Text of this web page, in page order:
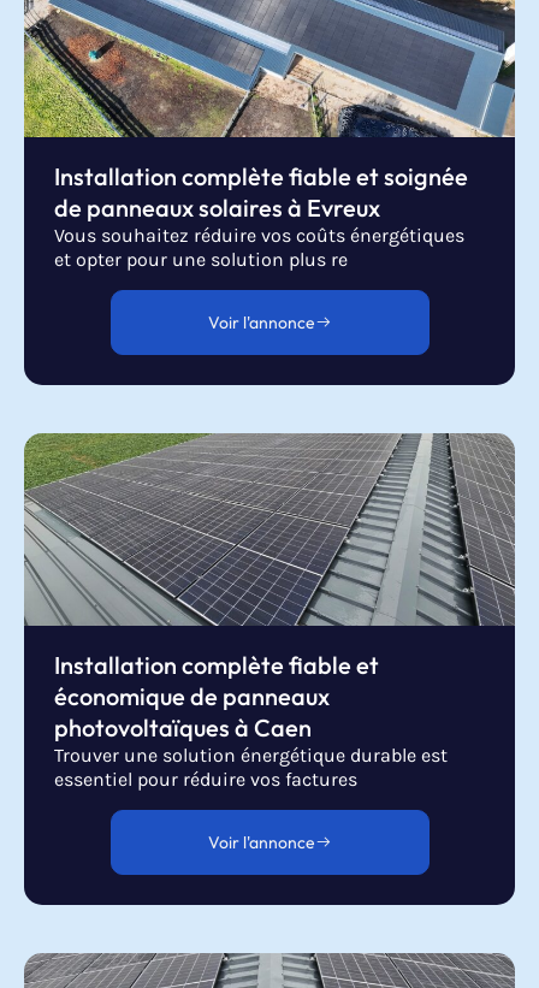
Installation complète fiable et soignée
de panneaux solaires à Evreux
Vous souhaitez réduire vos coûts énergétiques
et opter pour une solution plus re
Voir l'annonce
Installation complète fiable et
économique de panneaux
photovoltaïques à Caen
Trouver une solution énergétique durable est
essentiel pour réduire vos factures
Voir l'annonce